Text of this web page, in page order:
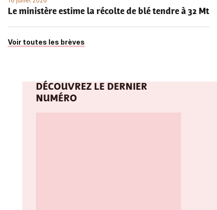
Le ministère estime la récolte de blé tendre à 32 Mt
Voir toutes les brèves
DÉCOUVREZ LE DERNIER
NUMÉRO